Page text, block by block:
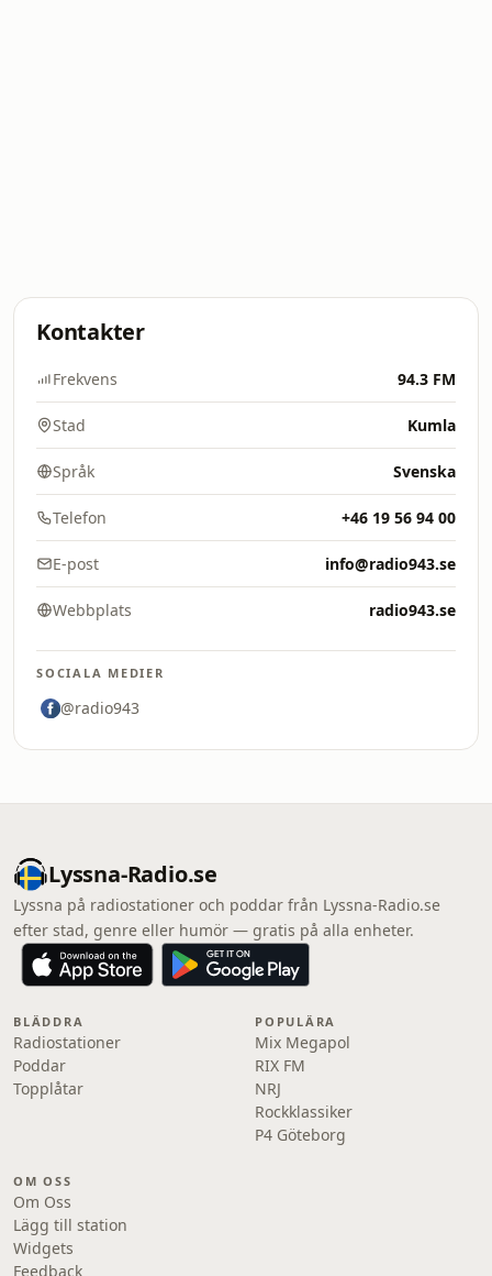
Kontakter
Frekvens 94.3 FM
Stad Kumla
Språk Svenska
Telefon +46 19 56 94 00
E-post info@radio943.se
Webbplats radio943.se
SOCIALA MEDIER
@radio943
Lyssna-Radio.se
Lyssna på radiostationer och poddar från Lyssna-Radio.se
efter stad, genre eller humör — gratis på alla enheter.
BLÄDDRA
Radiostationer
Poddar
Topplåtar
POPULÄRA
Mix Megapol
RIX FM
NRJ
Rockklassiker
P4 Göteborg
OM OSS
Om Oss
Lägg till station
Widgets
Feedback